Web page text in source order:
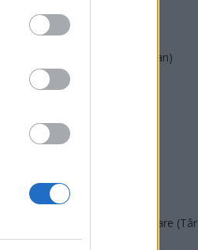
PMP (Tomac)
Forța Dreptei (L. Orban)
PNȚMM
SENS
PACE (Peia)
Acțiunea Conservatoare